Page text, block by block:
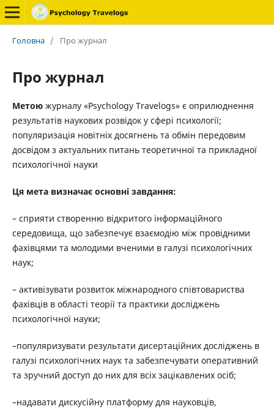
Головна / Про журнал
Про журнал
Метоюжурналу «Psychology Travelogs» є оприлюднення
результатів наукових розвідок у сфері психології;
популяризація новітніх досягнень та обмін передовим
досвідом з актуальних питань теоретичної та прикладної
психологічної науки
Ця мета визначає основні завдання:
– сприяти створенню відкритого інформаційного
середовища, що забезпечує взаємодію між провідними
фахівцями та молодими вченими в галузі психологічних
наук;
– активізувати розвиток міжнародного співтовариства
фахівців в області теорії та практики досліджень
психологічної науки;
–популяризувати результати дисертаційних досліджень в
галузі психологічних наук та забезпечувати оперативний
та зручний доступ до них для всіх зацікавлених осіб;
–надавати дискусійну платформу для науковців,